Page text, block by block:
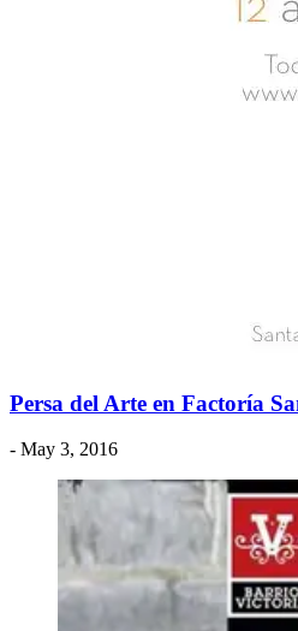
Persa del Arte en Factoría
- May 3, 2016